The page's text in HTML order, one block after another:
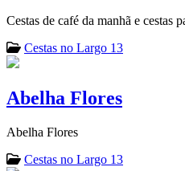
Cestas de café da manhã e cestas
Cestas no Largo 13
Abelha Flores
Abelha Flores
Cestas no Largo 13